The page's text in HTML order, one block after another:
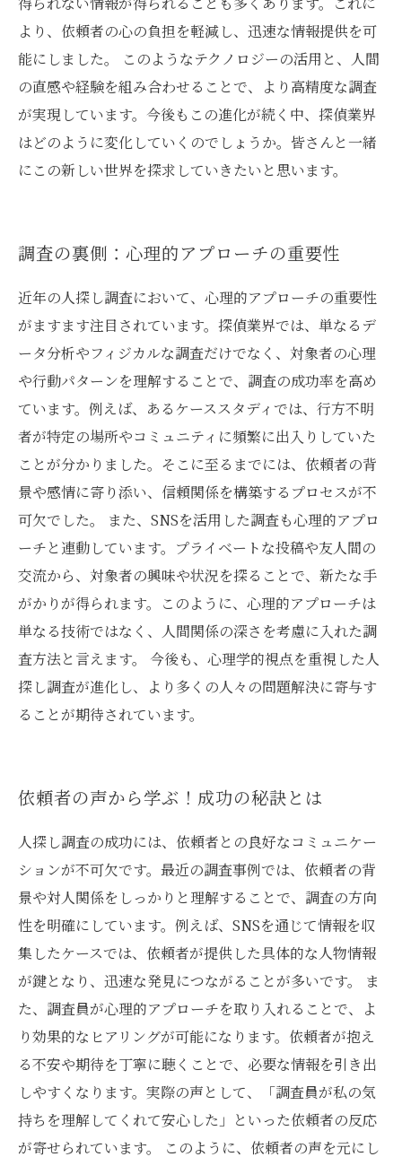
より、依頼者の心の負担を軽減し、迅速な情報提供を可
能にしました。 このようなテクノロジーの活用と、人間
の直感や経験を組み合わせることで、より高精度な調査
が実現しています。今後もこの進化が続く中、探偵業界
はどのように変化していくのでしょうか。皆さんと一緒
にこの新しい世界を探求していきたいと思います。
調査の裏側：心理的アプローチの重要性
近年の人探し調査において、心理的アプローチの重要性
がますます注目されています。探偵業界では、単なるデ
ータ分析やフィジカルな調査だけでなく、対象者の心理
や行動パターンを理解することで、調査の成功率を高め
ています。例えば、あるケーススタディでは、行方不明
者が特定の場所やコミュニティに頻繁に出入りしていた
ことが分かりました。そこに至るまでには、依頼者の背
景や感情に寄り添い、信頼関係を構築するプロセスが不
可欠でした。 また、SNSを活用した調査も心理的アプロ
ーチと連動しています。プライベートな投稿や友人間の
交流から、対象者の興味や状況を探ることで、新たな手
がかりが得られます。このように、心理的アプローチは
単なる技術ではなく、人間関係の深さを考慮に入れた調
査方法と言えます。 今後も、心理学的視点を重視した人
探し調査が進化し、より多くの人々の問題解決に寄与す
ることが期待されています。
依頼者の声から学ぶ！成功の秘訣とは
人探し調査の成功には、依頼者との良好なコミュニケー
ションが不可欠です。最近の調査事例では、依頼者の背
景や対人関係をしっかりと理解することで、調査の方向
性を明確にしています。例えば、SNSを通じて情報を収
集したケースでは、依頼者が提供した具体的な人物情報
が鍵となり、迅速な発見につながることが多いです。 ま
た、調査員が心理的アプローチを取り入れることで、よ
り効果的なヒアリングが可能になります。依頼者が抱え
る不安や期待を丁寧に聴くことで、必要な情報を引き出
しやすくなります。実際の声として、「調査員が私の気
持ちを理解してくれて安心した」といった依頼者の反応
が寄せられています。 このように、依頼者の声を元にし